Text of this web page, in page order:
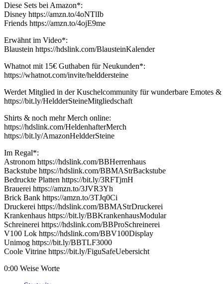
Diese Sets bei Amazon*:
Disney https://amzn.to/4oNTlIb
Friends https://amzn.to/4ojE9me
Erwähnt im Video*:
Blaustein https://hdslink.com/BlausteinKalender
Whatnot mit 15€ Guthaben für Neukunden*:
https://whatnot.com/invite/helddersteine
Werdet Mitglied in der Kuschelcommunity für wunderbare Emotes
https://bit.ly/HeldderSteineMitgliedschaft
Shirts & noch mehr Merch online:
https://hdslink.com/HeldenhafterMerch
https://bit.ly/AmazonHeldderSteine
Im Regal*:
Astronom https://hdslink.com/BBHerrenhaus
Backstube https://hdslink.com/BBMAStrBackstube
Bedruckte Platten https://bit.ly/3RFTjmH
Brauerei https://amzn.to/3JVR3Yh
Brick Bank https://amzn.to/3TJq0Ci
Druckerei https://hdslink.com/BBMAStrDruckerei
Krankenhaus https://bit.ly/BBKrankenhausModular
Schreinerei https://hdslink.com/BBProSchreinerei
V100 Lok https://hdslink.com/BBV100Display
Unimog https://bit.ly/BBTLF3000
Coole Vitrine https://bit.ly/FiguSafeUebersicht
0:00 Weise Worte